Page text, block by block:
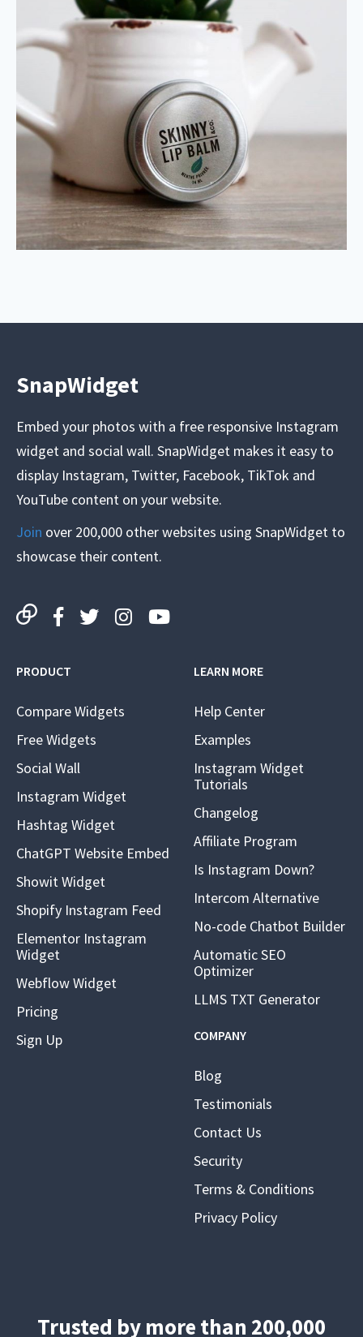
SnapWidget
Embed your photos with a free responsive Instagram
widget and social wall. SnapWidget makes it easy to
display Instagram, Twitter, Facebook, TikTok and
YouTube content on your website.
Join over 200,000 other websites using SnapWidget to
showcase their content.
PRODUCT
Compare Widgets
Free Widgets
Social Wall
Instagram Widget
Hashtag Widget
ChatGPT Website Embed
Showit Widget
Shopify Instagram Feed
Elementor Instagram
Widget
Webflow Widget
Pricing
Sign Up
LEARN MORE
Help Center
Examples
Instagram Widget
Tutorials
Changelog
Affiliate Program
Is Instagram Down?
Intercom Alternative
No-code Chatbot Builder
Automatic SEO
Optimizer
LLMS TXT Generator
COMPANY
Blog
Testimonials
Contact Us
Security
Terms & Conditions
Privacy Policy
Trusted by more than 200,000